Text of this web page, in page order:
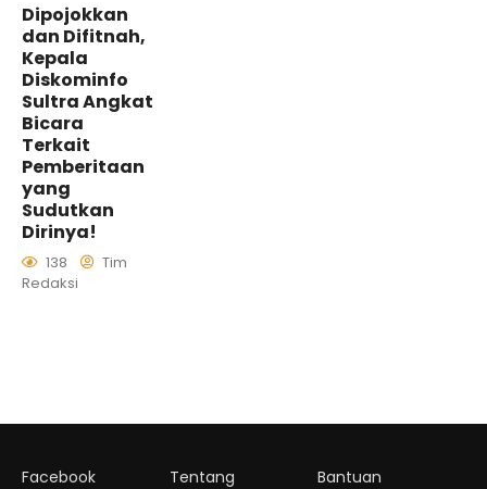
Dipojokkan
dan Difitnah,
Kepala
Diskominfo
Sultra Angkat
Bicara
Terkait
Pemberitaan
yang
Sudutkan
Dirinya!
138
Tim
Redaksi
Facebook Tentang Bantuan